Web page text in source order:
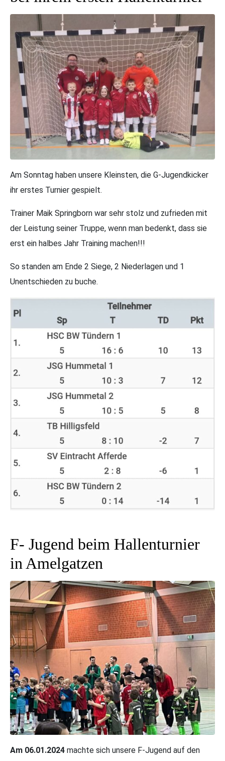
Am Sonntag haben unsere Kleinsten, die G-Jugendkicker
ihr erstes Turnier gespielt.
Trainer Maik Springborn war sehr stolz und zufrieden mit
der Leistung seiner Truppe, wenn man bedenkt, dass sie
erst ein halbes Jahr Training machen!!!
So standen am Ende 2 Siege, 2 Niederlagen und 1
Unentschieden zu buche.
F- Jugend beim Hallenturnier
in Amelgatzen
Am 06.01.2024 machte sich unsere F-Jugend auf den